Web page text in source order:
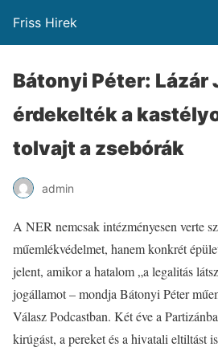
Friss Hirek
Bátonyi Péter: Lázár
érdekelték a
tolvajt a zsebórák
admin
A NER nemcsak intézményesen verte
műemlékvédelmet, hanem konkrét
jelent, amikor a hatalom „a legalitás
jogállamot – mondja Bátonyi Péter
Válasz Podcastban. Két éve a
kirúgást, a pereket és a hivatali eltiltást